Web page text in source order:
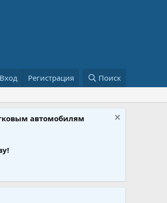
Вход Регистрация Поиск
автомобилям